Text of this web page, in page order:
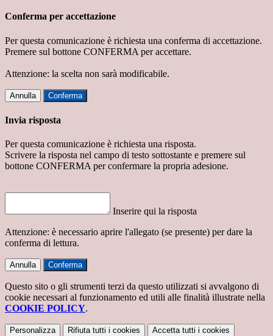
Conferma per accettazione
Per questa comunicazione è richiesta una conferma di accettazione.
Premere sul bottone CONFERMA per accettare.
Attenzione: la scelta non sarà modificabile.
Annulla Conferma
Invia risposta
Per questa comunicazione è richiesta una risposta.
Scrivere la risposta nel campo di testo sottostante e premere sul
bottone CONFERMA per confermare la propria adesione.
Inserire qui la risposta
Attenzione: è necessario aprire l'allegato (se presente) per dare la
conferma di lettura.
Annulla Conferma
Questo sito o gli strumenti terzi da questo utilizzati si avvalgono di
cookie necessari al funzionamento ed utili alle finalità illustrate nella
COOKIE POLICY.
Personalizza Rifiuta tutti i cookies Accetta tutti i cookies